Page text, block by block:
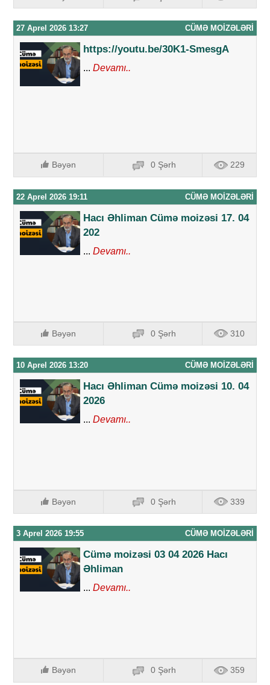
27 Aprel 2026 13:27 CÜMƏ MOIZƏLƏRI
https://youtu.be/30K1-SmesgA
... Devamı..
Bəyən 0 Şərh 229
22 Aprel 2026 19:11 CÜMƏ MOIZƏLƏRI
Hacı Əhliman Cümə moizəsi 17. 04
202
... Devamı..
Bəyən 0 Şərh 310
10 Aprel 2026 13:20 CÜMƏ MOIZƏLƏRI
Hacı Əhliman Cümə moizəsi 10. 04
2026
... Devamı..
Bəyən 0 Şərh 339
3 Aprel 2026 19:55 CÜMƏ MOIZƏLƏRI
Cümə moizəsi 03 04 2026 Hacı
Əhliman
... Devamı..
Bəyən 0 Şərh 359